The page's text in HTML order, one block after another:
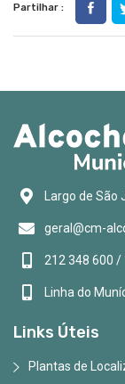
Partilhar :
Largo de
geral@cm-
212 348 600 /
Linha do
Links Úteis
Plantas de